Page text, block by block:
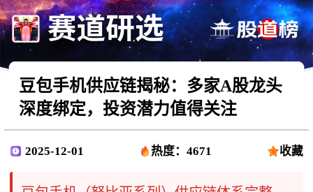
豆包手机供应链揭秘：多家A股龙头
深度绑定，投资潜力值得关注
2025-12-01 热度：4671 收藏